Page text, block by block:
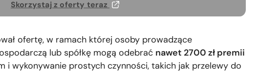
Skorzystaj z oferty teraz
ofertę, w ramach której osoby prowadzące
lub spółkę mogą odebrać nawet 2700 zł premii
i wykonywanie prostych czynności, takich jak przelewy do